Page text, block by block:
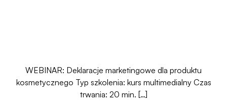
WEBINAR: Deklaracje marketingowe dla produktu
kosmetycznego Typ szkolenia: kurs multimedialny Czas
trwania: 20 min. […]